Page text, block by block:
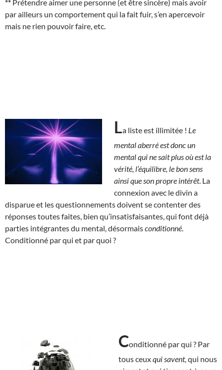
** Prétendre aimer une personne (et être sincère) mais avoir
par ailleurs un comportement qui la fait fuir, s’en apercevoir
mais ne rien pouvoir faire, etc.
La liste est illimitée ! Le
mental aberré est donc un
mental qui ne sait plus où est la
vérité, l’équilibre, le bon sens
ainsi que son propre intérêt. La
connexion avec le divin a
disparue et les questionnements doivent se contenter des
réponses toutes faites, bien qu’insatisfaisantes, qui font déjà
parties intégrantes du mental, désormaisconditionné
Conditionné par qui et par quoi ?
Conditionné par qui ? Par
tous ceuxqui savent, qui nous